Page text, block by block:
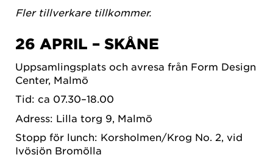
Fler tillverkare tillkommer.
26 APRIL – SKÅNE
Uppsamlingsplats och avresa från Form Design
Center, Malmö
Tid: ca 07.30–18.00
Adress: Lilla torg 9, Malmö
Stopp för lunch: Korsholmen/Krog No. 2, vid
Ivösjön Bromölla